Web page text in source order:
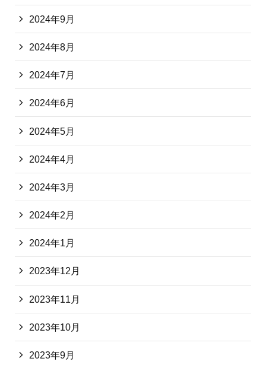
2024年9月
2024年8月
2024年7月
2024年6月
2024年5月
2024年4月
2024年3月
2024年2月
2024年1月
2023年12月
2023年11月
2023年10月
2023年9月